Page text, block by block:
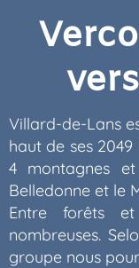
Villard-de-Lans
haut de ses
4 montagnes
Belledonne et le
Entre forêts
nombreuses.
groupe nous